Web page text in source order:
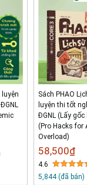
luyện
Sách PHAO
luyện thi tốt
ĐGNL (Lấy
(Pro Hacks for
Overload)
58,500₫
4.6
5,844 (đã bán)